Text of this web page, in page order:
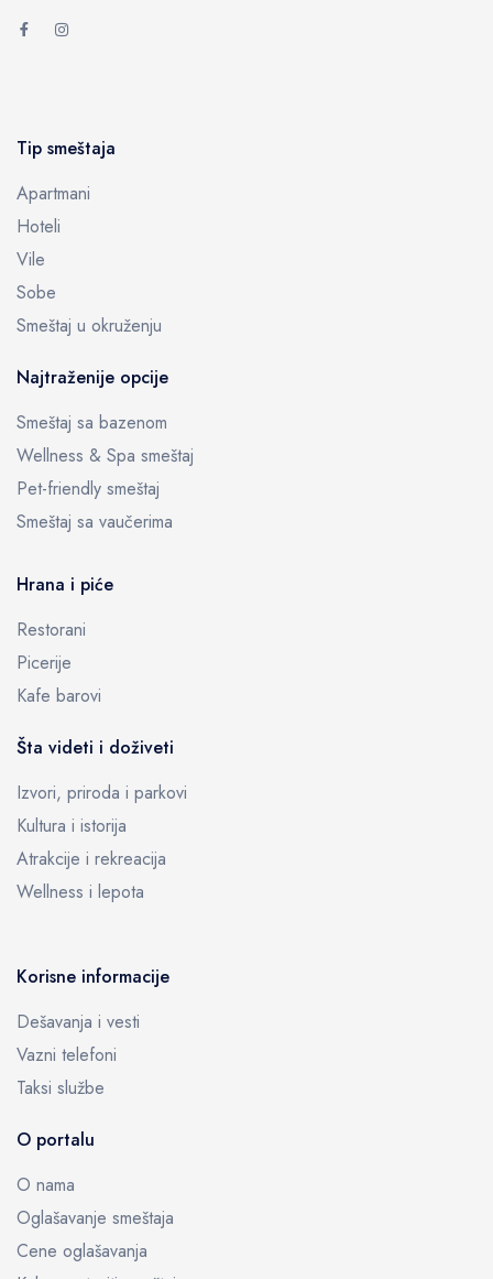
Tip smeštaja
Apartmani
Hoteli
Vile
Sobe
Smeštaj u okruženju
Najtraženije opcije
Smeštaj sa bazenom
Wellness & Spa smeštaj
Pet-friendly smeštaj
Smeštaj sa vaučerima
Hrana i piće
Restorani
Picerije
Kafe barovi
Šta videti i doživeti
Izvori, priroda i parkovi
Kultura i istorija
Atrakcije i rekreacija
Wellness i lepota
Korisne informacije
Dešavanja i vesti
Vazni telefoni
Taksi službe
O portalu
O nama
Oglašavanje smeštaja
Cene oglašavanja